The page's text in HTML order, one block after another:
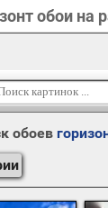
обои на
обоев